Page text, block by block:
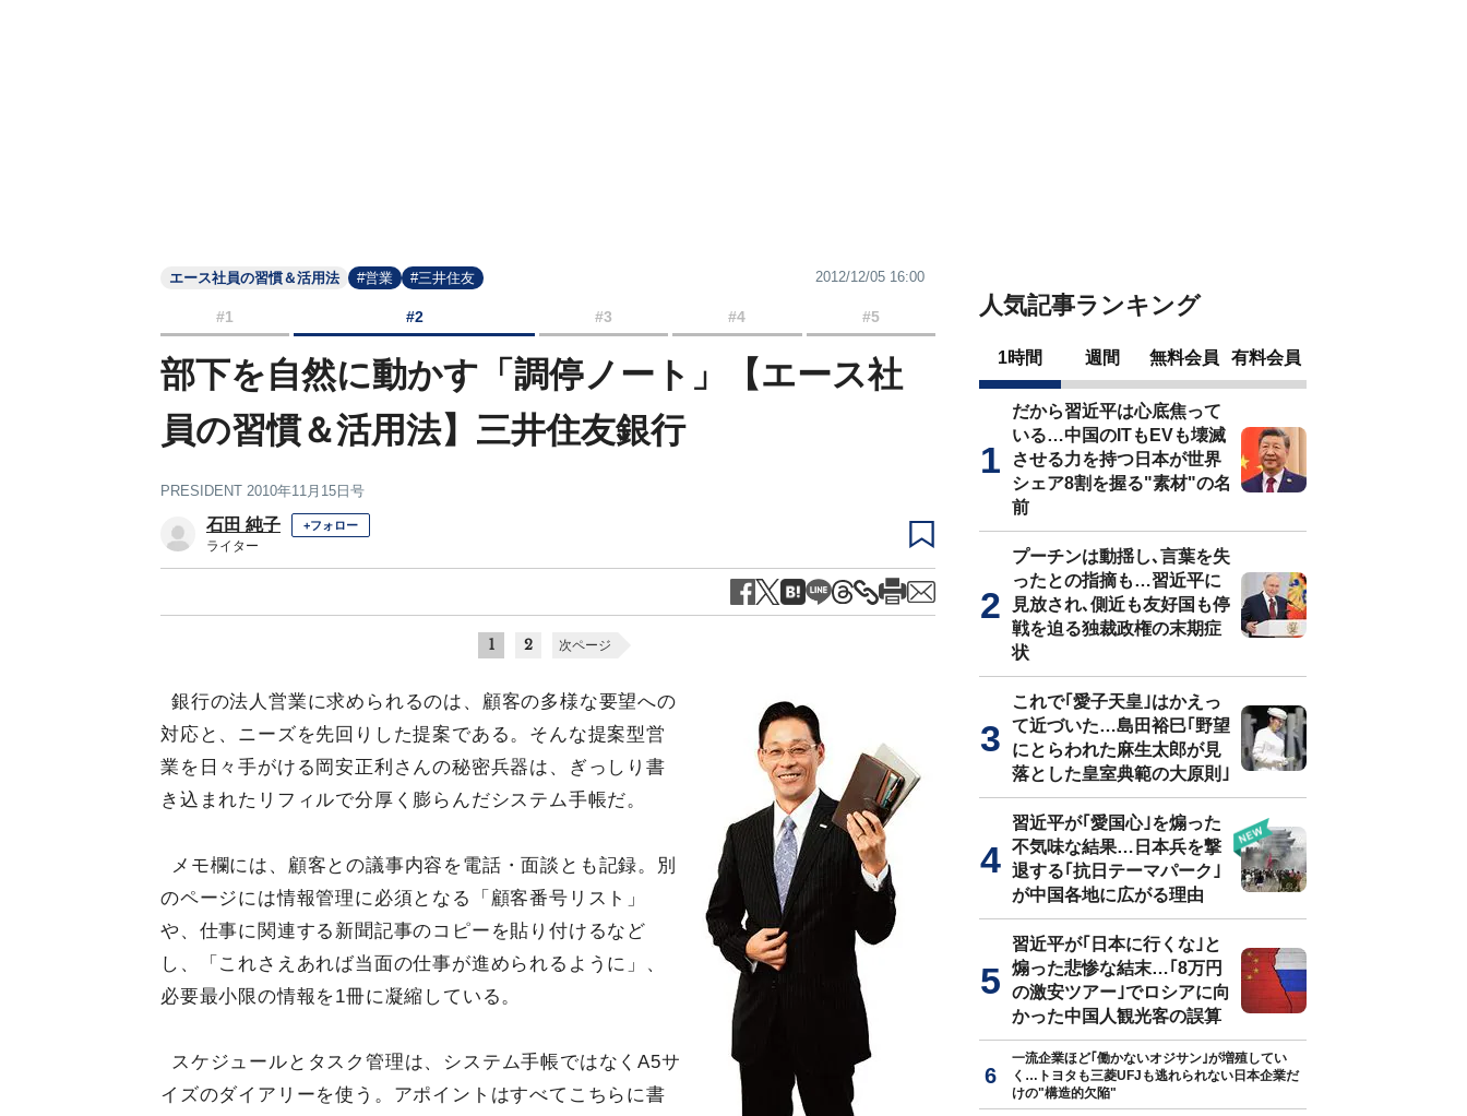
エース社員の習慣＆活用法 #営業 #三井住友 2012/12/05 16:00
#1 #2 #3 #4 #5
部下を自然に動かす「調停ノート」【エース社
員の習慣＆活用法】三井住友銀行
PRESIDENT 2010年11月15日号
石田 純子 +フォロー
ライター
1 2 次ページ
銀行の法人営業に求められるのは、顧客の多様な要望への
対応と、ニーズを先回りした提案である。そんな提案型営
業を日々手がける岡安正利さんの秘密兵器は、ぎっしり書
き込まれたリフィルで分厚く膨らんだシステム手帳だ。
メモ欄には、顧客との議事内容を電話・面談とも記録。別
のページには情報管理に必須となる「顧客番号リスト」
や、仕事に関連する新聞記事のコピーを貼り付けるなど
し、「これさえあれば当面の仕事が進められるように」、
必要最小限の情報を1冊に凝縮している。
スケジュールとタスク管理は、システム手帳ではなくA5サ
イズのダイアリーを使う。アポイントはすべてこちらに書
人気記事ランキング
1時間 週間 無料会員 有料会員
だから習近平は心底焦って
いる…中国のITもEVも壊滅
させる力を持つ日本が世界
シェア8割を握る"素材"の名
前
プーチンは動揺し､言葉を失
ったとの指摘も…習近平に
見放され､側近も友好国も停
戦を迫る独裁政権の末期症
状
これで｢愛子天皇｣はかえっ
て近づいた…島田裕巳｢野望
にとらわれた麻生太郎が見
落とした皇室典範の大原則｣
習近平が｢愛国心｣を煽った
不気味な結果…日本兵を撃
退する｢抗日テーマパーク｣
が中国各地に広がる理由
習近平が｢日本に行くな｣と
煽った悲惨な結末…｢8万円
の激安ツアー｣でロシアに向
かった中国人観光客の誤算
一流企業ほど｢働かないオジサン｣が増殖してい
く…トヨタも三菱UFJも逃れられない日本企業だ
けの"構造的欠陥"